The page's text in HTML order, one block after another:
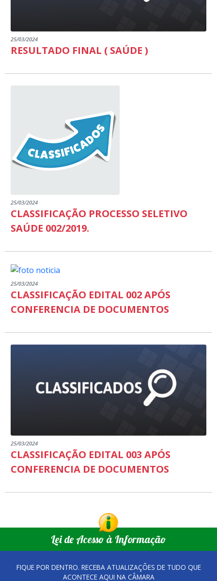
25/03/2024
RESULTADO FINAL ( SAÚDE )
25/03/2024
CLASSIFICAÇÃO PROCESSO SELETIVO
SAÚDE 002/2019.
25/03/2024
CLASSIFICAÇÃO EDITAL 002 APÓS
CONFERENCIA DE DOCUMENTOS
25/03/2024
CLASSIFICAÇÃO EDITAL 003 APÓS
CONFERENCIA DE DOCUMENTOS
Lei de Acesso à Informação
FIQUE POR DENTRO. RECEBA ATUALIZAÇÕES DE TUDO QUE
ACONTECE AQUI NA CÂMARA